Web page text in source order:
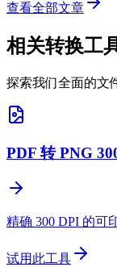
查看全部文章
相关转换工
探索我们全面的文
PDF 转 PNG
精确 300 DPI 的可
试用此工具